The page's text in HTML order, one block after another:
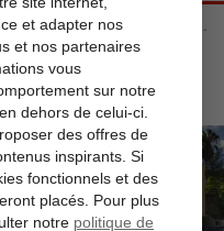
Atlantic Garden Beach Mate
Mate